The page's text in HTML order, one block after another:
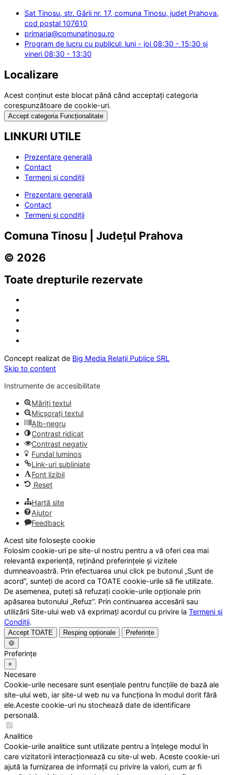
Sat Tinosu, str. Gǎrii nr. 17, comuna Tinosu, judeţ Prahova,
cod poştal 107610
primaria@comunatinosu.ro
Program de lucru cu publicul: luni - joi 08:30 - 15:30 și
vineri 08:30 - 13:30
Localizare
Acest conținut este blocat până când acceptați categoria
corespunzătoare de cookie-uri.
Accept categoria Funcționalitate
LINKURI UTILE
Prezentare generală
Contact
Termeni și condiții
Prezentare generală
Contact
Termeni și condiții
Comuna Tinosu | Județul Prahova
© 2026
Toate drepturile rezervate
Concept realizat de Big Media Relații Publice SRL
Skip to content
Instrumente de accesibilitate
Măriți textul
Micșorați textul
Alb-negru
Contrast ridicat
Contrast negativ
Fundal luminos
Link-uri subliniate
Font lizibil
Reset
Hartă site
Ajutor
Feedback
Acest site folosește cookie
Folosim cookie-uri pe site-ul nostru pentru a vă oferi cea mai
relevantă experiență, reținând preferințele și vizitele
dumneavoastră. Prin efectuarea unui click pe butonul „Sunt de
acord”, sunteți de acord ca TOATE cookie-urile să fie utilizate.
De asemenea, puteți să refuzați cookie-urile opționale prin
apăsarea butonului „Refuz”. Prin continuarea accesării sau
utilizării Site-ului web vă exprimați acordul cu privire la Termeni și
Condiții.
Accept TOATE Resping opționale
Preferințe
🍪
Preferințe
×
Necesare
Cookie-urile necesare sunt esențiale pentru funcțiile de bază ale
site-ului web, iar site-ul web nu va funcționa în modul dorit fără
ele.Aceste cookie-uri nu stochează date de identificare
personală.
Analitice
Cookie-urile analitice sunt utilizate pentru a înțelege modul în
care vizitatorii interacționează cu site-ul web. Aceste cookie-uri
ajută la furnizarea de informații cu privire la valori, cum ar fi